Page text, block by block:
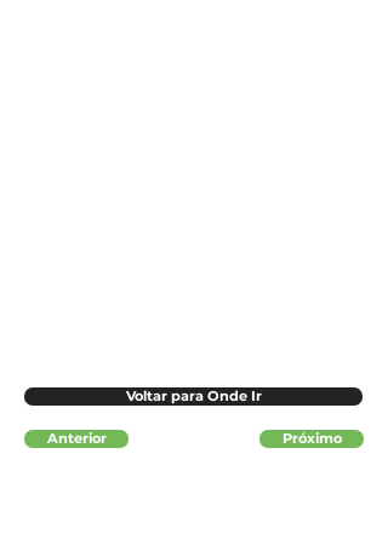
Voltar para Onde Ir
Anterior Próximo